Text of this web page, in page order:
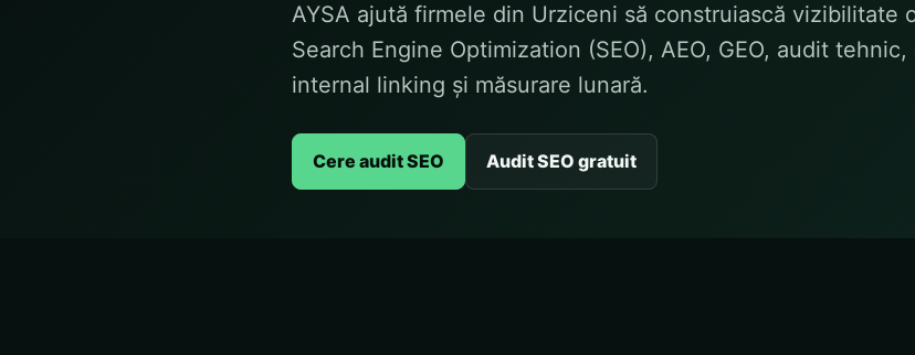
AYSA ajută firmele din Urziceni să construiască vizibilitate
Search Engine Optimization (SEO), AEO, GEO, audit
internal linking și măsurare lunară.
Cere audit SEO Audit SEO gratuit